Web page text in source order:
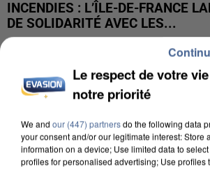
INCENDIES : L’ÎLE-DE-FRANCE
DE SOLIDARITÉ AVEC LES...
Le respect de votre
notre priorité
We and our (447) partnersdo the following data
your consent and/or our legitimate interest: Store
information on a device; Use limited data to
profiles for personalised advertising; Use profiles